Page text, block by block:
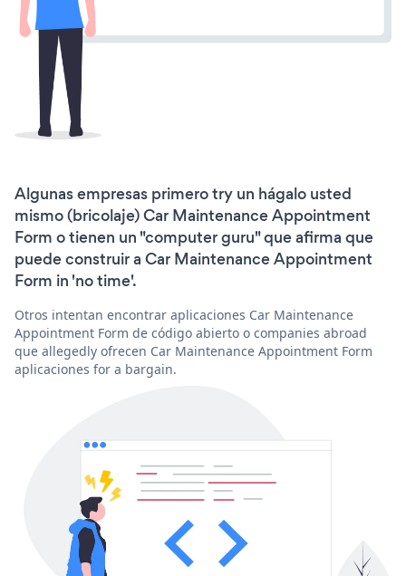
Algunas empresas primero try un hágalo usted
mismo (bricolaje) Car Maintenance Appointment
Form o tienen un "computer guru" que afirma que
puede construir a Car Maintenance Appointment
Form in 'no time'.
Otros intentan encontrar aplicaciones Car Maintenance
Appointment Form de código abierto o companies abroad
que allegedly ofrecen Car Maintenance Appointment Form
aplicaciones for a bargain.